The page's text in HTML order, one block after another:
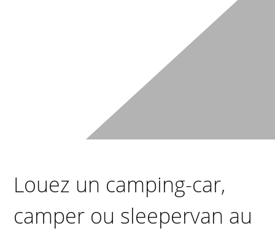
Louez un camping-car,
camper ou sleepervan au